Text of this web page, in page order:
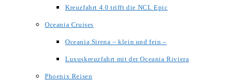
Kreuzfahrt 4.0 trifft die NCL Epic
Oceania Cruises
Oceania Sirena – klein und fein –
Luxuskreuzfahrt mit der Oceania Riviera
Phoenix Reisen